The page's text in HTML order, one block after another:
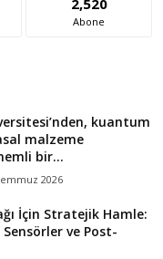
2,520
Abone
kuantum
malzeme
bir...
2026
İçin Stratejik Hamle:
ve Post-